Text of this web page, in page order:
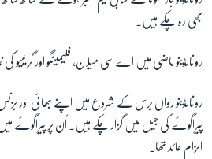
بھی رہ چکے ہیں۔
رونالڈینو ماضی میں اے سی میلان، فلیمینگو اور گریمیو
رونالڈینو رواں برس کے شروع میں اپنے بھائی اور
پیراگوئے کی جیل میں گزار چکے ہیں۔ اُن پر پیراگوئے
الزام عائد تھا۔